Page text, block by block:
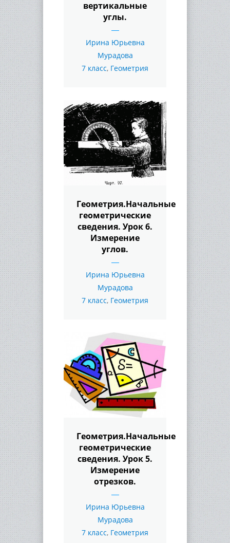
вертикальные
углы.
Ирина Юрьевна
Мурадова
7 класс, Геометрия
Геометрия.Начальные
геометрические
сведения. Урок 6.
Измерение
углов.
Ирина Юрьевна
Мурадова
7 класс, Геометрия
Геометрия.Начальные
геометрические
сведения. Урок 5.
Измерение
отрезков.
Ирина Юрьевна
Мурадова
7 класс, Геометрия